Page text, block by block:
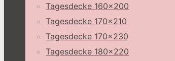
Tagesdecke 160×200
Tagesdecke 170×210
Tagesdecke 170×230
Tagesdecke 180×220